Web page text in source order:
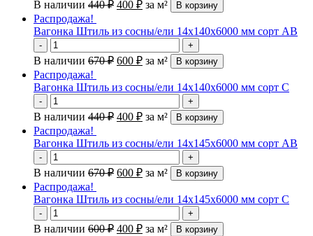
В наличии 440₽ 400 ₽ за м² В корзину
Распродажа!
Вагонка Штиль из сосны/ели 14х140х6000 мм сорт AB
- +
В наличии 670₽ 600 ₽ за м² В корзину
Распродажа!
Вагонка Штиль из сосны/ели 14х140х6000 мм сорт C
- +
В наличии 440₽ 400 ₽ за м² В корзину
Распродажа!
Вагонка Штиль из сосны/ели 14х145х6000 мм сорт AB
- +
В наличии 670₽ 600 ₽ за м² В корзину
Распродажа!
Вагонка Штиль из сосны/ели 14х145х6000 мм сорт C
- +
В наличии 600₽ 400 ₽ за м² В корзину